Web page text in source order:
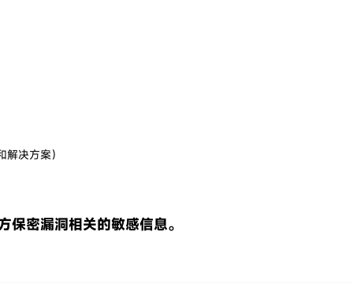
决方案）
密漏洞相关的敏感信息。